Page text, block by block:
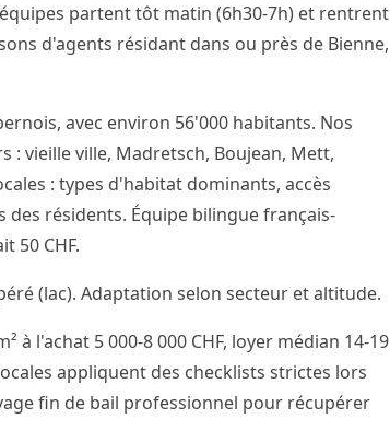
partent tôt matin (6h30-7h) et rentrent
d'agents résidant dans ou près de Bienne,
avec environ 56'000 habitants. Nos
: vieille ville, Madretsch, Boujean, Mett,
: types d'habitat dominants, accès
résidents. Équipe bilingue français-
50 CHF.
(lac). Adaptation selon secteur et altitude.
à l'achat 5 000-8 000 CHF, loyer médian 14-19
appliquent des checklists strictes lors
fin de bail professionnel pour récupérer